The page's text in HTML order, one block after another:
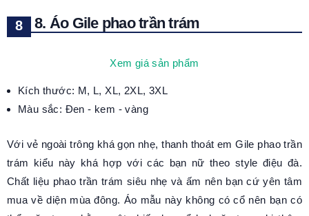
8. Áo Gile phao trần trám
Xem giá sản phẩm
Kích thước: M, L, XL, 2XL, 3XL
Màu sắc: Đen - kem - vàng
Với vẻ ngoài trông khá gọn nhẹ, thanh thoát em Gile phao trần
trám kiểu này khá hợp với các bạn nữ theo style điệu đà.
Chất liệu phao trần trám siêu nhẹ và ấm nên bạn cứ yên tâm
mua về diện mùa đông. Áo mẫu này không có cổ nên bạn có